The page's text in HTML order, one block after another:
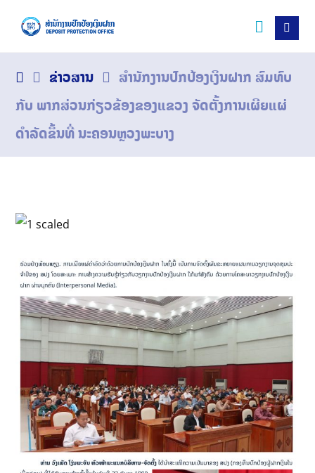
ຂ່າວສານ
ສຳນັກງານປົກປ້ອງເງິນຝາກ ສົມທົບ
ກັບ ພາກສ່ວນກ່ຽວຂ້ອງຂອງແຂວງ ຈັດຕັ້ງການເຜີຍແຜ່
ດຳລັດຂຶ້ນທີ່ ນະຄອນຫຼວງພະບາງ